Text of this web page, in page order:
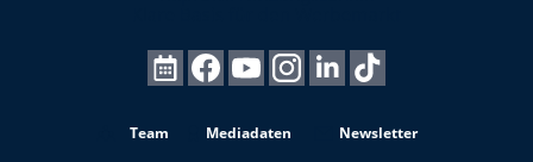
Team Mediadaten
Newsletter